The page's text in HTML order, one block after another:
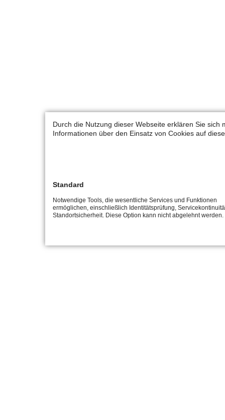
Durch die Nutzung dieser Webseite erklären Sie
Informationen über den Einsatz von Cookies auf
Standard
Notwendige Tools, die wesentliche Services und Funktionen
ermöglichen, einschließlich Identitätsprüfung,
Standortsicherheit. Diese Option kann nicht abgelehnt werden.